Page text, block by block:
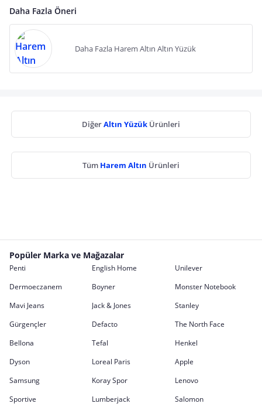
Daha Fazla Öneri
Daha Fazla Harem Altın Altın Yüzük
DiğerAltın Yüzük Ürünleri
Tüm Harem Altın Ürünleri
Popüler Marka ve Mağazalar
Penti English Home
Unilever
Dermoeczanem
Boyner
Monster Notebook
Mavi Jeans
Jack & Jones
Stanley
Gürgençler
Defacto
The North Face
Bellona
Tefal
Henkel
Dyson
Loreal Paris
Apple
Samsung
Koray Spor
Lenovo
Sportive
Lumberjack Salomon